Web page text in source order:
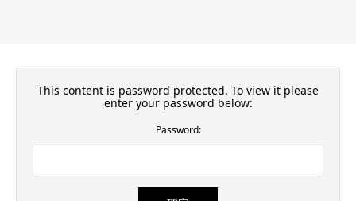
This content is password protected. To view it please
enter your password below:
Password: